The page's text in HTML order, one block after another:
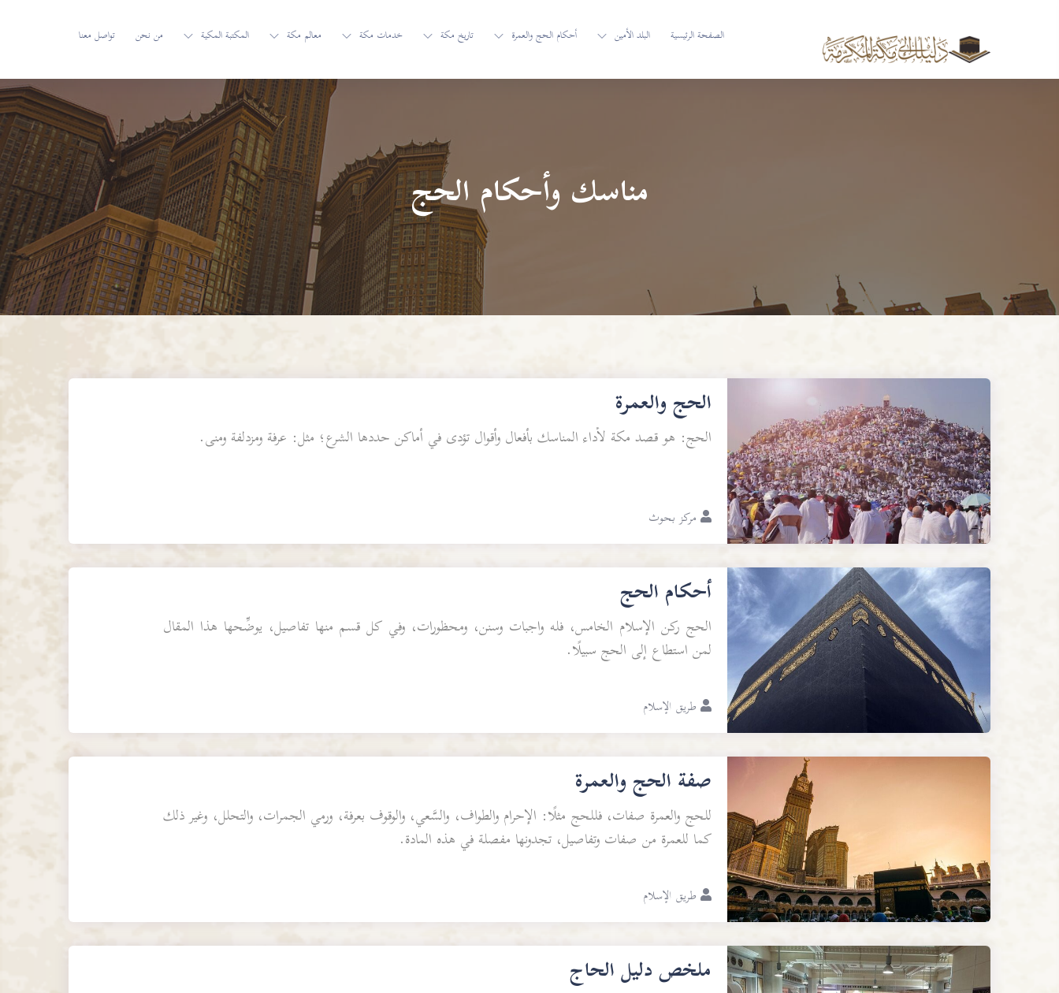
الصفحة الرئيسية البلد الأمين أحكام الحج والعمرة تاريخ مكة خدمات مكة معالم مكة المكتبة المكية من نحن تواصل معنا
مناسك وأحكام الحج
الحج والعمرة
الحج: هو قصد مكة لأداء المناسك بأفعال وأقوال تؤدى في أماكن حددها الشرع؛ مثل: عرفة ومزدلفة ومنى.
مركز بحوث
أحكام الحج
الحج ركن الإسلام الخامس، فله واجبات وسنن، ومحظورات، وفي كل قسم منها تفاصيل، يوضِّحها هذا المقال
لمن استطاع إلى الحج سبيلًا.
طريق الإسلام
صفة الحج والعمرة
للحج والعمرة صفات، فللحج مثلًا: الإحرام والطواف، والسَّعي، والوقوف بعرفة، ورمي الجمرات، والتحلل، وغير ذلك
كما للعمرة من صفات وتفاصيل، تجدونها مفصلة في هذه المادة.
طريق الإسلام
ملخص دليل الحاج